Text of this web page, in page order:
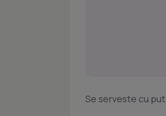
Se serveste cu